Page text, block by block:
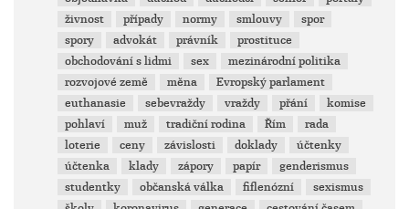
živnost
případy normy smlouvy
spor
spory
advokát právník
prostituce
obchodování s lidmi
sex
mezinárodní politika
rozvojové země
měna
Evropský parlament
euthanasie
sebevraždy vraždy přání
komise
pohlaví
muž tradiční rodina Řím
rada
loterie
ceny závislosti doklady
účtenky
účtenka
klady zápory papír
genderismus
studentky
občanská válka fiflenózní
sexismus